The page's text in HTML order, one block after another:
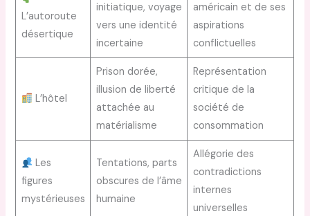
L’autoroute
désertique
initiatique, voyage
vers une identité
incertaine
américain et de ses
aspirations
conflictuelles
L’hôtel
Prison dorée,
illusion de liberté
attachée au
matérialisme
Représentation
critique de la
société de
consommation
Les
figures
mystérieuses
Tentations, parts
obscures de l’âme
humaine
Allégorie des
contradictions
internes
universelles